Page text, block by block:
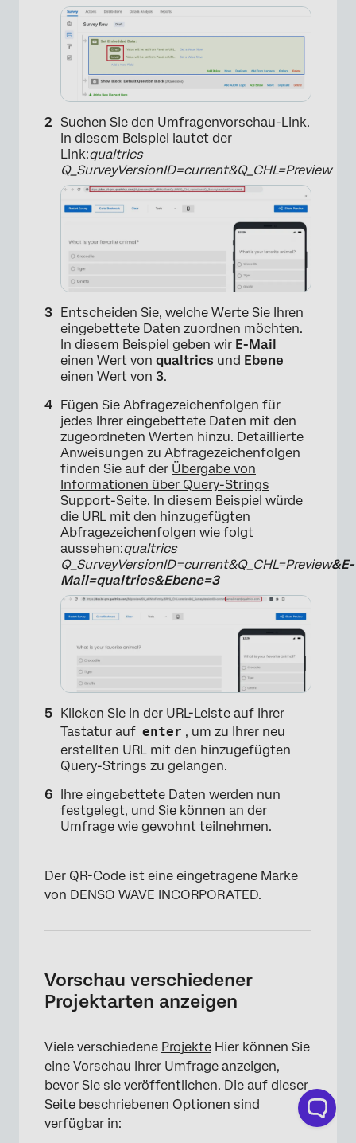
×
Suchen Sie den Umfragenvorschau-Link.
In diesem Beispiel lautet der
Link:qualtrics
Q_SurveyVersionID=current&Q_CHL=Preview
×
Entscheiden Sie, welche Werte Sie Ihren
eingebettete Daten zuordnen möchten.
In diesem Beispiel geben wir E-Mail
einen Wert von qualtrics und Ebene
einen Wert von 3.
Fügen Sie Abfragezeichenfolgen für
jedes Ihrer eingebettete Daten mit den
zugeordneten Werten hinzu. Detaillierte
Anweisungen zu Abfragezeichenfolgen
finden Sie auf der Übergabe von
Informationen über Query-Strings
Support-Seite. In diesem Beispiel würde
die URL mit den hinzugefügten
Abfragezeichenfolgen wie folgt
aussehen:qualtrics
Q_SurveyVersionID=current&Q_CHL=Preview&E-
Mail=qualtrics&Ebene=3
Klicken Sie in der URL-Leiste auf Ihrer
Tastatur auf enter , um zu Ihrer neu
erstellten URL mit den hinzugefügten
Query-Strings zu gelangen.
Ihre eingebettete Daten werden nun
festgelegt, und Sie können an der
Umfrage wie gewohnt teilnehmen.
Der QR-Code ist eine eingetragene Marke
von DENSO WAVE INCORPORATED.
Vorschau verschiedener
Projektarten anzeigen
Viele verschiedene Projekte Hier können Sie
eine Vorschau Ihrer Umfrage anzeigen,
bevor Sie sie veröffentlichen. Die auf dieser
Seite beschriebenen Optionen sind
verfügbar in: